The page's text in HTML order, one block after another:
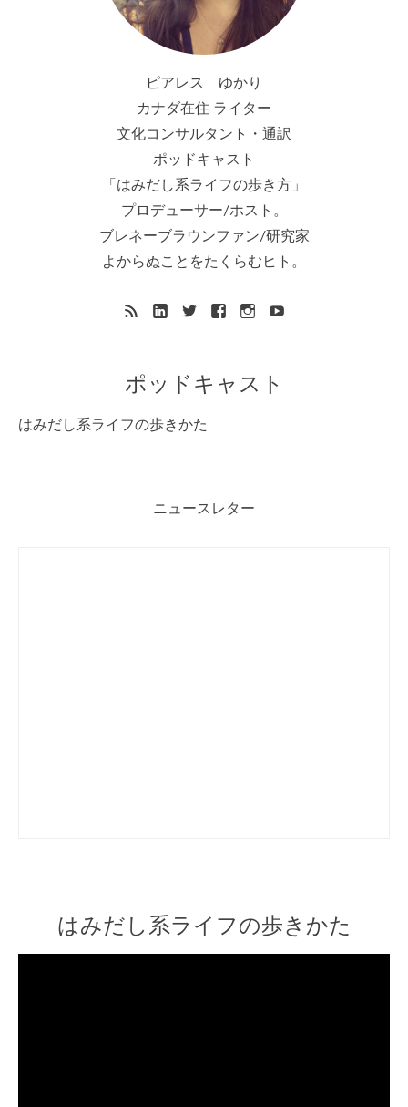
ピアレス ゆかり
カナダ在住 ライター
文化コンサルタント・通訳
ポッドキャスト
「はみだし系ライフの歩き方」
プロデューサー/ホスト。
ブレネーブラウンファン/研究家
よからぬことをたくらむヒト。
ポッドキャスト
はみだし系ライフの歩きかた
ニュースレター
はみだし系ライフの歩きかた